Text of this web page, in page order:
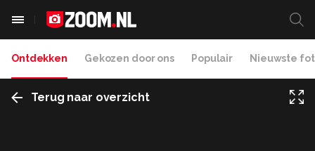
Ontdekken Gekozen door ons Populair Nieuwste
Terug naar overzicht